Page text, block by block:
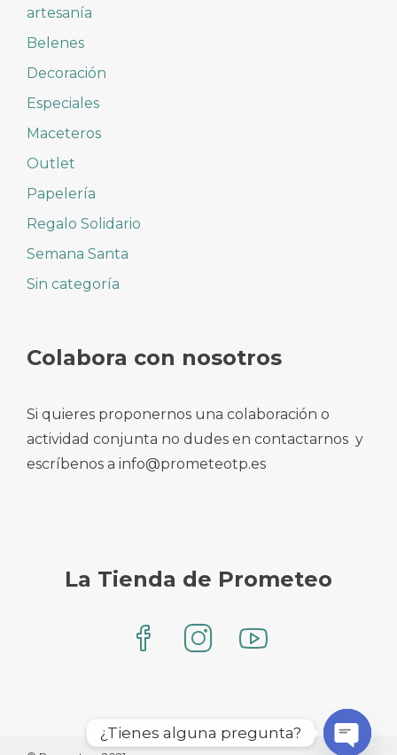
artesanía
Belenes
Decoración
Especiales
Maceteros
Outlet
Papelería
Regalo Solidario
Semana Santa
Sin categoría
Colabora con nosotros
Si quieres proponernos una colaboración o
actividad conjunta no dudes en contactarnos y
escríbenos a info@prometeotp.es
La Tienda de Prometeo
¿Tienes alguna pregunta?